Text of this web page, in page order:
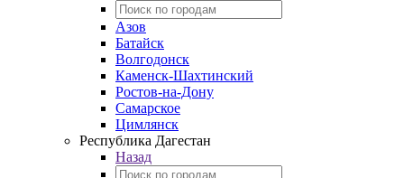
Азов
Батайск
Волгодонск
Каменск-Шахтинский
Ростов-на-Дону
Самарское
Цимлянск
Республика Дагестан
Назад